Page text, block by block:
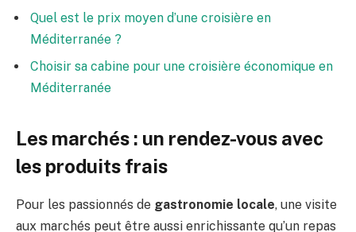
Quel est le prix moyen d’une croisière en
Méditerranée ?
Choisir sa cabine pour une croisière économique en
Méditerranée
Les marchés : un rendez-vous avec
les produits frais
Pour les passionnés de gastronomie locale, une visite
aux marchés peut être aussi enrichissante qu’un repas